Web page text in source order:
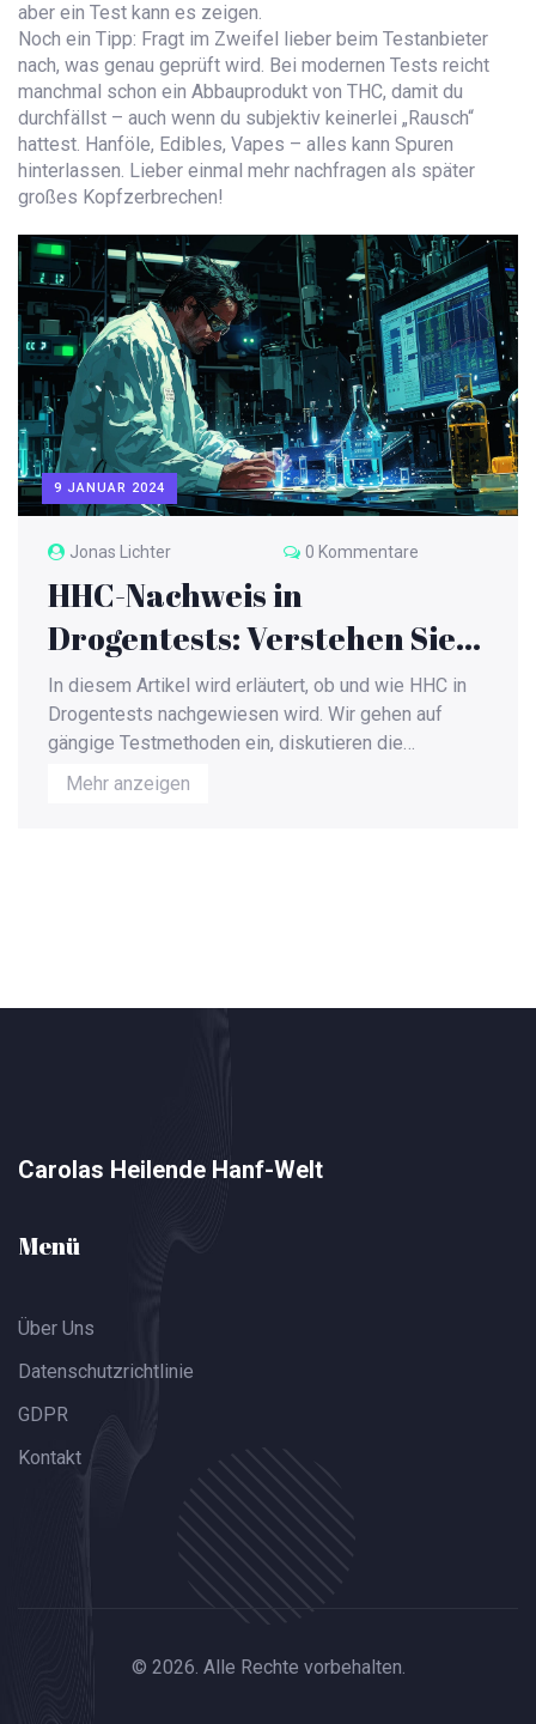
aber ein Test kann es zeigen.
Noch ein Tipp: Fragt im Zweifel lieber beim Testanbieter
nach, was genau geprüft wird. Bei modernen Tests reicht
manchmal schon ein Abbauprodukt von THC, damit du
durchfällst – auch wenn du subjektiv keinerlei „Rausch“
hattest. Hanföle, Edibles, Vapes – alles kann Spuren
hinterlassen. Lieber einmal mehr nachfragen als später
großes Kopfzerbrechen!
9 JANUAR 2024
Jonas Lichter 0 Kommentare
HHC-Nachweis in
Drogentests: Verstehen Sie
die Testverfahren und
Ergebnisse
In diesem Artikel wird erläutert, ob und wie HHC in
Drogentests nachgewiesen wird. Wir gehen auf
gängige Testmethoden ein, diskutieren die
Rechtslage und geben Tipps, wie man sich auf einen
bevorstehenden Test vorbereiten kann. Durch die
Mehr anzeigen
Carolas Heilende Hanf-Welt
Menü
Über Uns
Datenschutzrichtlinie
GDPR
Kontakt
© 2026. Alle Rechte vorbehalten.